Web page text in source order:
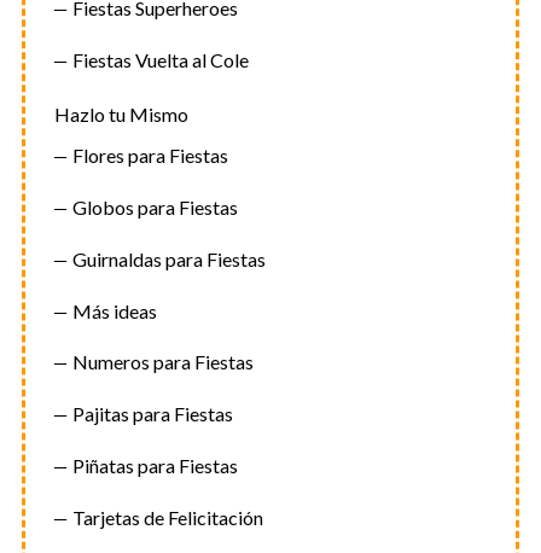
Fiestas Superheroes
Fiestas Vuelta al Cole
Hazlo tu Mismo
Flores para Fiestas
Globos para Fiestas
Guirnaldas para Fiestas
Más ideas
Numeros para Fiestas
Pajitas para Fiestas
Piñatas para Fiestas
Tarjetas de Felicitación